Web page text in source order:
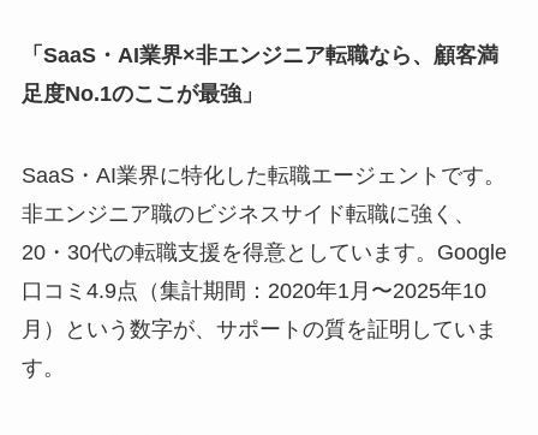
「SaaS・AI業界×非エンジニア転職なら、顧客満
足度No.1のここが最強」
SaaS・AI業界に特化した転職エージェントです。
非エンジニア職のビジネスサイド転職に強く、
20・30代の転職支援を得意としています。Google
口コミ4.9点（集計期間：2020年1月〜2025年10
月）という数字が、サポートの質を証明していま
す。